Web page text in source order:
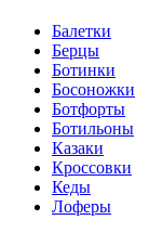
Балетки
Берцы
Ботинки
Босоножки
Ботфорты
Ботильоны
Казаки
Кроссовки
Кеды
Лоферы